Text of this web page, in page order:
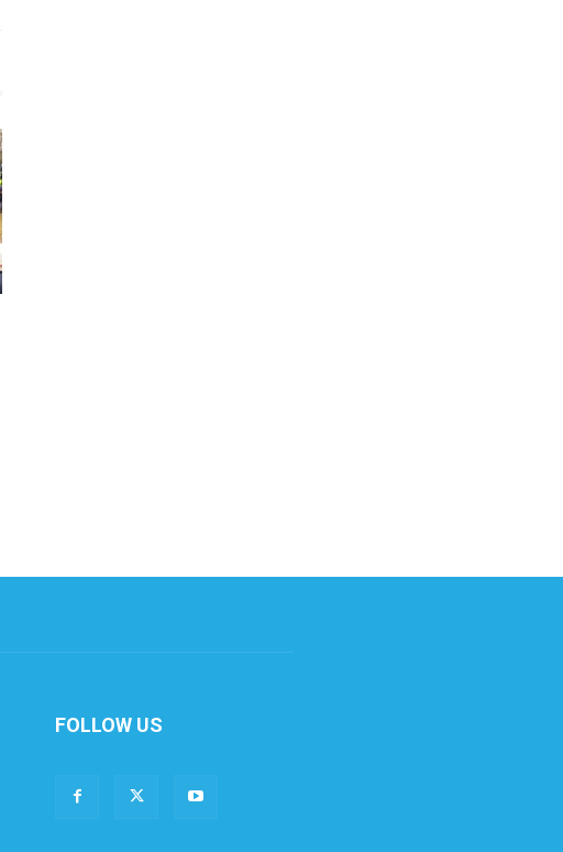
FOLLOW US